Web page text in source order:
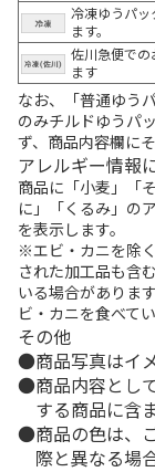
冷凍ゆうパッ
ます。
佐川急便での
ます
なお、「普通ゆう
のみチルドゆうパ
ず、商品内容欄に
アレルギー情報
商品に「小麦」「
に」「くるみ」の
を表示します。
※エビ・カニを除
された加工品も含
いる場合がありま
ビ・カニを食べて
その他
商品写真はイ
商品内容とし
する商品に含
商品の色は、
際と異なる場